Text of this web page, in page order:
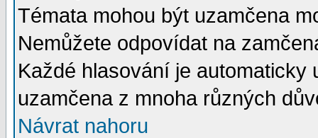
Témata mohou být uzamčena
Nemůžete odpovídat na
Každé hlasování je automaticky
uzamčena z mnoha různých
Návrat nahoru